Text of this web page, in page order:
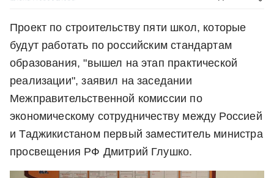
Проект по строительству пяти школ, которые
будут работать по российским стандартам
образования, "вышел на этап практической
реализации", заявил на заседании
Межправительственной комиссии по
экономическому сотрудничеству между Россией
и Таджикистаном первый заместитель министра
просвещения РФ Дмитрий Глушко.